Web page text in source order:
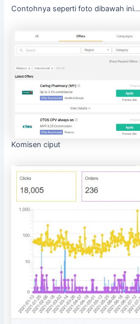
Contohnya seperti foto dibawah ini…
Komisen ciput